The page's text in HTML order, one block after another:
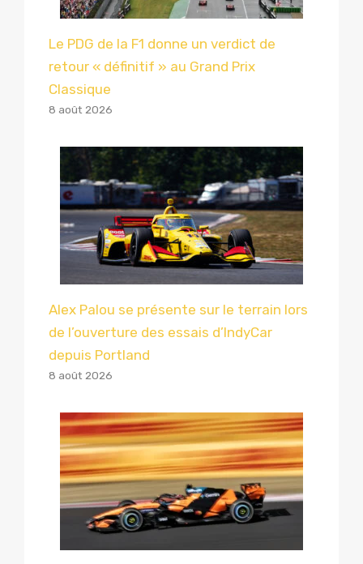
Le PDG de la F1 donne un verdict de
retour « définitif » au Grand Prix
Classique
8 août 2026
Alex Palou se présente sur le terrain lors
de l’ouverture des essais d’IndyCar
depuis Portland
8 août 2026